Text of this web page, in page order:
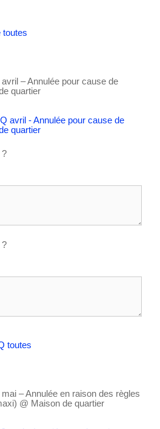
toutes
– Annulée pour cause de
quartier
?
?
toutes
– Annulée en raison des règles
@ Maison de quartier